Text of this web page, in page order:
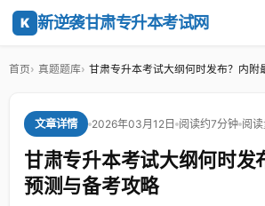
K 新逆袭甘肃专升本考试网
首页 真题题库 甘肃专升本考试大纲何时发布？内附
文章详情 2026年03月12日 阅读约7分钟 阅
甘肃专升本考试大纲何时发
预测与备考攻略